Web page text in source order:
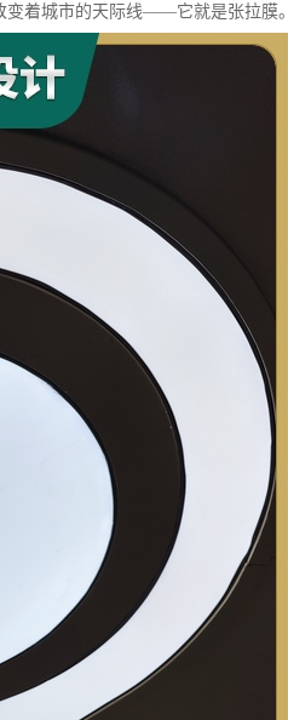
变着城市的天际线——它就是张拉膜。